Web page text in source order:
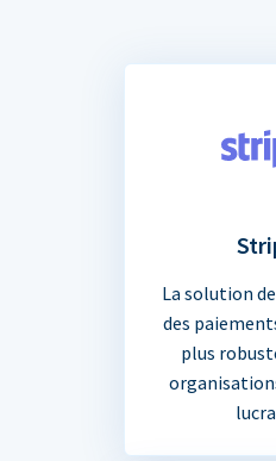
La solution
des
plus